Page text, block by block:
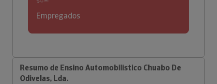
Empregados
Resumo de Ensino Automobilistico Chuabo De
Odivelas, Lda.